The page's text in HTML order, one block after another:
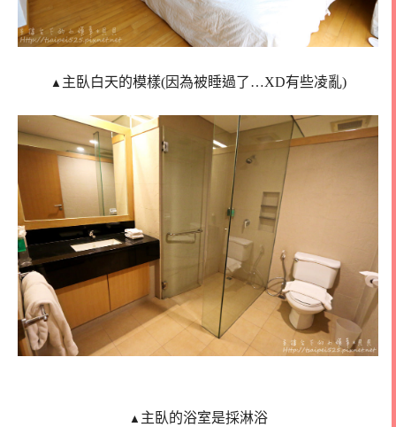
▲ 主臥白天的模樣(因為被睡過了…XD有些凌亂)
▲ 主臥的浴室是採淋浴